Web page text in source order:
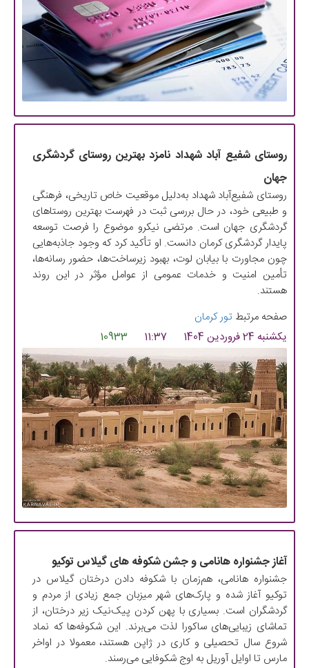
روستای شفیع آباد شهداد نامزد بهترین روستای گردشگری
جهان
روستای شفیع‌آباد شهداد به‌دلیل موقعیت خاص تاریخی، فرهنگی
و طبیعی خود، در حال بررسی ثبت در فهرست بهترین روستاهای
گردشگری جهان است. مرتضی نیکرو موضوع را فرصت توسعه
پایدار گردشگری کرمان دانست. او تأکید کرد که وجود جاذبه‌هایی
چون مجاورت با بیابان لوت، بهبود زیرساخت‌ها، حضور رسانه‌ها،
تأمین امنیت و خدمات عمومی از عوامل مؤثر در این روند
هستند.
صفحه مرتبط تور کرمان
یکشنبه 24 فروردین 1404
11:37
10933
آغاز جشنواره‌ هانامی و جشن شکوفه های گیلاس توکیو
جشنواره هانامی، هم‌زمان با شکوفه دادن درختان گیلاس در
توکیو آغاز شده و پارک‌های شهر میزبان جمع زیادی از مردم و
گردشگران است. بسیاری با پهن کردن پیک‌نیک زیر درختان، از
تماشای زیبایی‌های ساکورا لذت می‌برند. این شکوفه‌ها که نماد
شروع سال تحصیلی و کاری در ژاپن هستند، معمولا در اواخر
مارس تا اوایل آوریل به اوج شکوفایی می‌رسند.